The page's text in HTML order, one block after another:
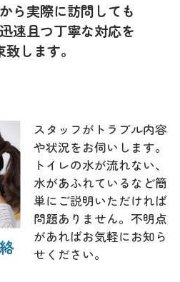
ら実際に訪問しても
速且つ丁寧な対応を
します。
スタッフがトラブル内容
や状況をお伺いします。
トイレの水が流れない、
水があふれているなど簡
単にご説明いただければ
問題ありません。不明点
があればお気軽にお知ら
せください。